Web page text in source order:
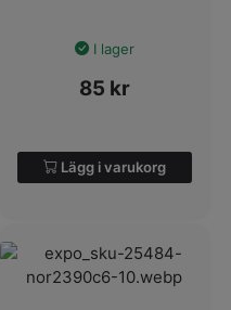
I lager
85 kr
Lägg i varukorg